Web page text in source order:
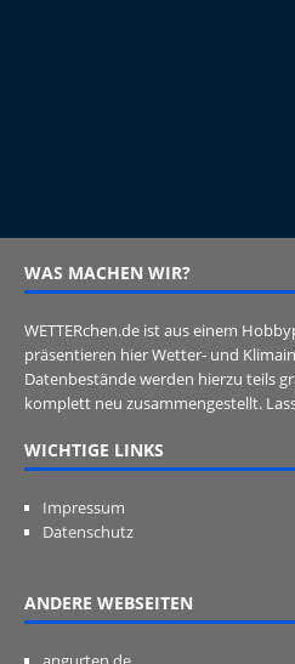
WAS MACHEN WIR?
WETTERchen.de ist aus einem
präsentieren hier Wetter- und
Datenbestände werden hierzu teils
komplett neu zusammengestellt.
WICHTIGE LINKS
Impressum
Datenschutz
ANDERE WEBSEITEN